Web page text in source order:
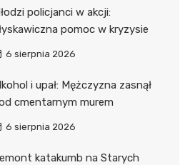
policjanci w akcji:
pomoc w kryzysie
6 sierpnia 2026
i upał: Mężczyzna zasnął
cmentarnym murem
6 sierpnia 2026
katakumb na Starych